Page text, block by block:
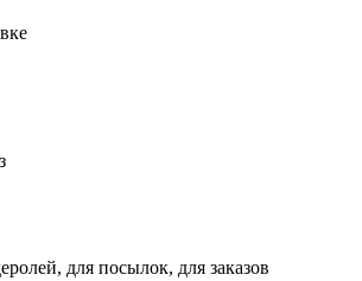
для посылок, для заказов